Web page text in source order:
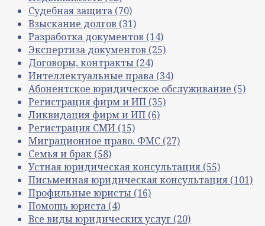
Судебная защита (70)
Взыскание долгов (31)
Разработка документов (14)
Экспертиза документов (25)
Договоры, контракты (24)
Интеллектуальные права (34)
Абонентское юридическое обслуживание (5)
Регистрация фирм и ИП (35)
Ликвидация фирм и ИП (6)
Регистрация СМИ (15)
Миграционное право. ФМС (27)
Семья и брак (58)
Устная юридическая консультация (55)
Письменная юридическая консультация (101)
Профильные юристы (16)
Помощь юриста (4)
Все виды юридических услуг (20)